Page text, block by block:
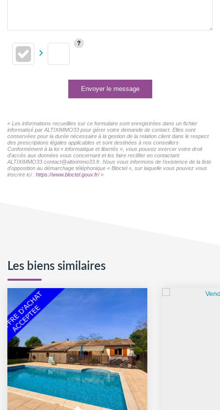
Envoyer le message
« Les informations recueillies sur ce formulaire sont enregistrées dans un fichier
informatisé par ALTIXIMMO33 pour gérer votre demande de contact. Elles sont
conservées pour la durée nécessaire à la gestion de la relation client dans le respect
des prescriptions légales applicables et sont destinées à nos conseillers
Conformément à la loi « informatique et libertés », vous pouvez exercer votre droit
d'accès aux données vous concernant et les faire rectifier en contactant
ALTIXIMMO33 contact@altiximmo33.fr. Nous vous informons de l'existence de la liste
d'opposition au démarchage téléphonique « Bloctel », sur laquelle vous pouvez vous
inscrire ici : https://www.bloctel.gouv.fr/»
Les biens similaires